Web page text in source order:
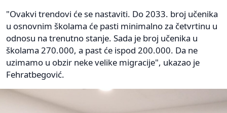
"Ovakvi trendovi će se nastaviti. Do 2033. broj učenika
u osnovnim školama će pasti minimalno za četvrtinu u
odnosu na trenutno stanje. Sada je broj učenika u
školama 270.000, a past će ispod 200.000. Da ne
uzimamo u obzir neke velike migracije", ukazao je
Fehratbegović.